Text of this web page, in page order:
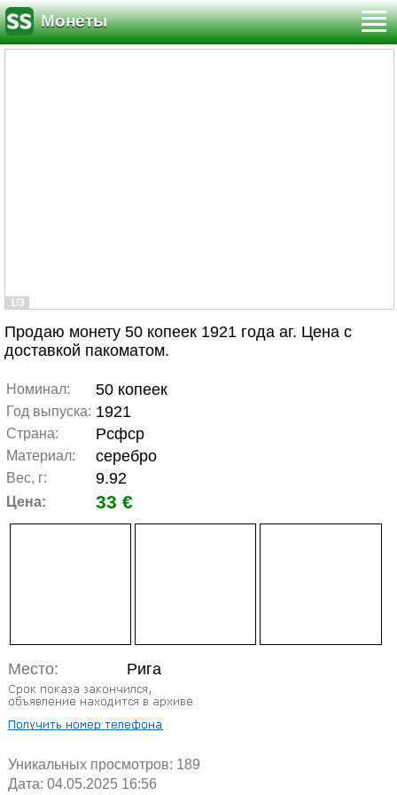
Монеты
1/3
Продаю монету 50 копеек 1921 года аг. Цена с
доставкой пакоматом.
Номинал: 50 копеек
Год выпуска: 1921
Страна: Рсфср
Материал: серебро
Вес, г: 9.92
Цена: 33 €
Место: Рига
Уникальных просмотров: 189
Дата: 04.05.2025 16:56